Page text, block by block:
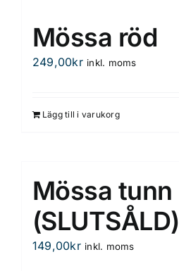
Mössa röd
249,00kr inkl. moms
Lägg till i varukorg
Mössa tunn
(SLUTSÅLD)
149,00kr inkl. moms